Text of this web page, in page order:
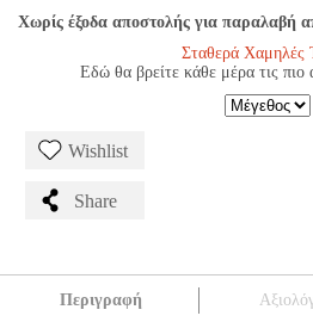
Χωρίς έξοδα αποστολής για παραλαβή
Σταθερά Χαμηλές
Εδώ θα βρείτε κάθε μέρα τις πιο
Wishlist
Share
Περιγραφή